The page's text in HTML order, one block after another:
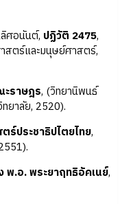
ศอนันต์, ปฏิวัติ 2475,
สตร์และมนุษย์ศาสตร์,
ราษฎร, (วิทยานิพนธ์
าลัย, 2520).
ร์ประชาธิปไตยไทย,
พ.อ. พระยาฤทธิอัคเนย์,